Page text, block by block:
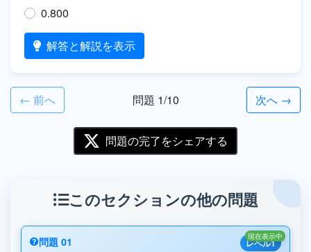
0.800
解答と解説を表示
← 前へ 問題 1/10 次へ →
問題の完了をシェアする
このセクションの他の問題
レベル1
問題 01 現在表示中